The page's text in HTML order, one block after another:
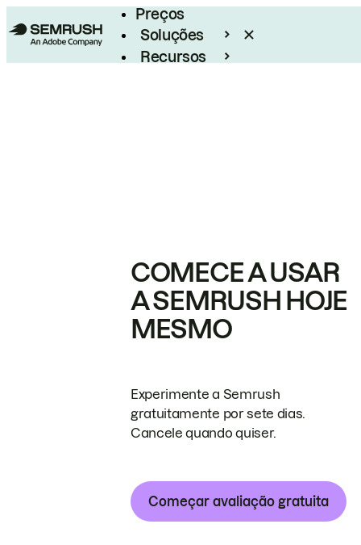
Preços
Soluções
Recursos
COMECE A USAR
A SEMRUSH HOJE
MESMO
Experimente a Semrush
gratuitamente por sete dias.
Cancele quando quiser.
Começar avaliação gratuita